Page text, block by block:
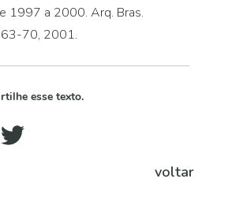
1997 a 2000. Arq. Bras.
70, 2001.
esse texto.
voltar